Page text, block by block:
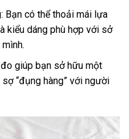
: Bạn có thể thoải mái lựa
kiểu dáng phù hợp với sở
giúp bạn sở hữu một
“đụng hàng” với người